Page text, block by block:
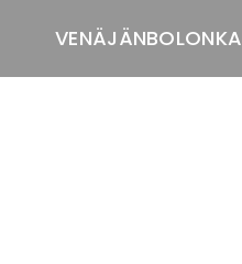
VENÄJÄNBOLONKA